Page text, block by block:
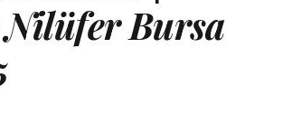
Nilüfer Bursa